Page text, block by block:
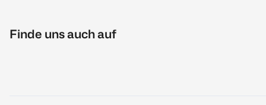
Finde uns auch auf